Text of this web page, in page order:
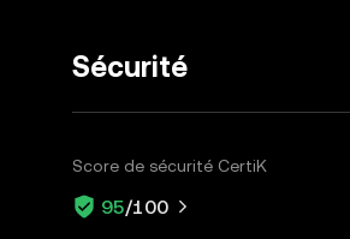
Sécurité
Score de sécurité CertiK
95/100